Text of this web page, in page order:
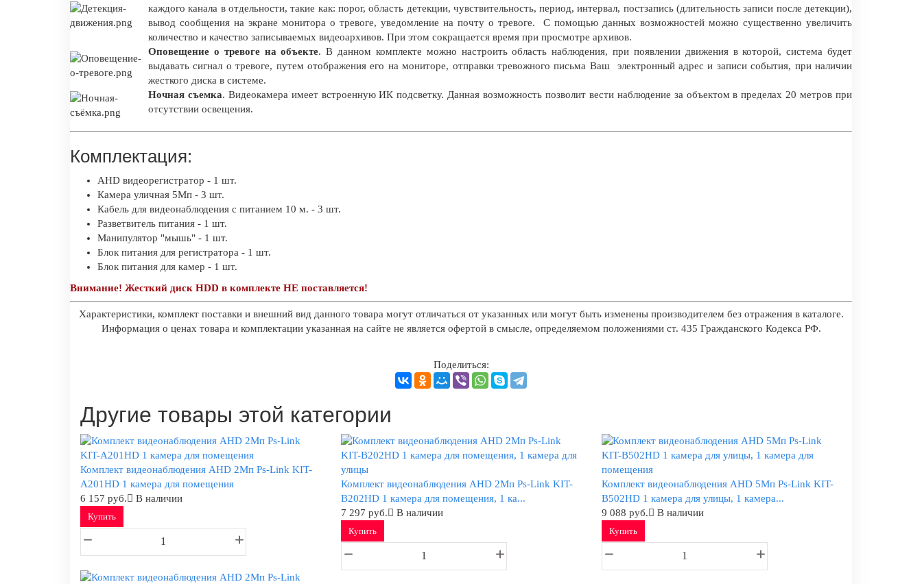
каждого канала в отдельности, такие как: порог, область детекции, чувствительность, период, интервал, постзапись (длительность записи после детекции),
вывод сообщения на экране монитора о тревоге, уведомление на почту о тревоге. С помощью данных возможностей можно существенно увеличить
количество и качество записываемых видеоархивов. При этом сокращается время при просмотре архивов.
Оповещение о тревоге на объекте. В данном комплекте можно настроить область наблюдения, при появлении движения в которой, система будет
выдавать сигнал о тревоге, путем отображения его на мониторе, отправки тревожного письма Ваш электронный адрес и записи события, при наличии
жесткого диска в системе.
Ночная съемка. Видеокамера имеет встроенную ИК подсветку. Данная возможность позволит вести наблюдение за объектом в пределах 20 метров при
отсутствии освещения.
Комплектация:
AHD видеорегистратор - 1 шт.
Камера уличная 5Мп - 3 шт.
Кабель для видеонаблюдения с питанием 10 м. - 3 шт.
Разветвитель питания - 1 шт.
Манипулятор "мышь" - 1 шт.
Блок питания для регистратора - 1 шт.
Блок питания для камер - 1 шт.
Внимание! Жесткий диск HDD в комплекте НЕ поставляется!
Характеристики, комплект поставки и внешний вид данного товара могут отличаться от указанных или могут быть изменены производителем без отражения в каталоге.
Информация о ценах товара и комплектации указанная на сайте не является офертой в смысле, определяемом положениями ст. 435 Гражданского Кодекса РФ.
Поделиться:
Другие товары этой категории
Комплект видеонаблюдения AHD 2Мп Ps-Link KIT-
A201HD 1 камера для помещения
6 157 руб.
В наличии
Купить
Комплект видеонаблюдения AHD 2Мп Ps-Link KIT-
B202HD 1 камера для помещения, 1 ка...
7 297 руб.
В наличии
Купить
Комплект видеонаблюдения AHD 5Мп Ps-Link KIT-
B502HD 1 камера для улицы, 1 камера...
9 088 руб.
В наличии
Купить